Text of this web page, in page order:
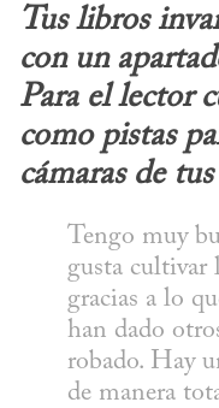
Tus libros
con un
Para el lector
como pistas
cámaras de
Tengo muy
gusta cultivar
gracias a lo
han dado
robado. Hay
de manera